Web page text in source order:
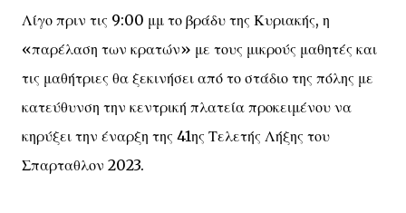
Λίγο πριν τις 9:00 μμ το βράδυ της Κυριακής, η
«παρέλαση των κρατών» με τους μικρούς μαθητές και
τις μαθήτριες θα ξεκινήσει από το στάδιο της πόλης με
κατεύθυνση την κεντρική πλατεία προκειμένου να
κηρύξει την έναρξη της 41ης Τελετής Λήξης του
Σπαρταθλον 2023.